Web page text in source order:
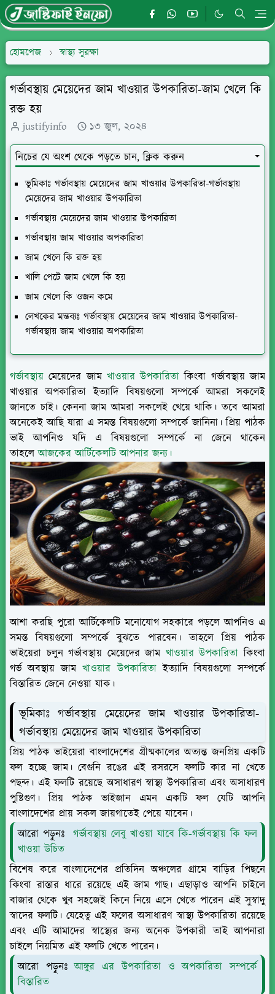
হোমপেজ স্বাস্থ্য সুরক্ষা
গর্ভাবস্থায় মেয়েদের জাম খাওয়ার উপকারিতা-জাম খেলে কি
রক্ত হয়
justifyinfo ১৩ জুল, ২০২৪
নিচের যে অংশ থেকে পড়তে চান, ক্লিক করুন
ভূমিকাঃ গর্ভাবস্থায় মেয়েদের জাম খাওয়ার উপকারিতা-গর্ভাবস্থায়
মেয়েদের জাম খাওয়ার উপকারিতা
গর্ভাবস্থায় মেয়েদের জাম খাওয়ার উপকারিতা
গর্ভাবস্থায় জাম খাওয়ার অপকারিতা
জাম খেলে কি রক্ত হয়
খালি পেটে জাম খেলে কি হয়
জাম খেলে কি ওজন কমে
লেখকের মন্তব্যঃ গর্ভাবস্থায় মেয়েদের জাম খাওয়ার উপকারিতা-
গর্ভাবস্থায় জাম খাওয়ার অপকারিতা
গর্ভাবস্থায় মেয়েদের জাম খাওয়ার উপকারিতা কিংবা গর্ভাবস্থায় জাম
খাওয়ার অপকারিতা ইত্যাদি বিষয়গুলো সম্পর্কে আমরা সকলেই
জানতে চাই। কেননা জাম আমরা সকলেই খেয়ে থাকি। তবে আমরা
অনেকেই আছি যারা এ সমস্ত বিষয়গুলো সম্পর্কে জানিনা। প্রিয় পাঠক
ভাই আপনিও যদি এ বিষয়গুলো সম্পর্কে না জেনে থাকেন
তাহলেআজকের আর্টিকেলটি আপনার জন্য।
আশা করছি পুরো আর্টিকেলটি মনোযোগ সহকারে পড়লে আপনিও এ
সমস্ত বিষয়গুলো সম্পর্কে বুঝতে পারবেন। তাহলে প্রিয় পাঠক
ভাইয়েরা চলুন গর্ভাবস্থায় মেয়েদের জাম খাওয়ার উপকারিতা কিংবা
গর্ভ অবস্থায় জামখাওয়ার উপকারিতাইত্যাদি বিষয়গুলো সম্পর্কে
বিস্তারিত জেনে নেওয়া যাক।
ভূমিকাঃ গর্ভাবস্থায় মেয়েদের জাম খাওয়ার উপকারিতা-
গর্ভাবস্থায় মেয়েদের জাম খাওয়ার উপকারিতা
প্রিয় পাঠক ভাইয়েরা বাংলাদেশের গ্রীষ্মকালের অত্যন্ত জনপ্রিয় একটি
ফল হচ্ছে জাম। বেগুনি রঙের এই রসরসে ফলটি কার না খেতে
পছন্দ। এই ফলটি রয়েছে অসাধারণ স্বাস্থ্য উপকারিতা এবং অসাধারণ
পুষ্টিগুণ। প্রিয় পাঠক ভাইজান এমন একটি ফল যেটি আপনি
বাংলাদেশের প্রায় সকল জায়গাতেই পেয়ে যাবেন।
আরো পড়ুনঃ গর্ভাবস্থায় লেবু খাওয়া যাবে কি-গর্ভাবস্থায় কি ফল
খাওয়া উচিত
বিশেষ করে বাংলাদেশের প্রতিদিন অঞ্চলের গ্রামে বাড়ির পিছনে
কিংবা রাস্তার ধারে রয়েছে এই জাম গাছ। এছাড়াও আপনি চাইলে
বাজার থেকে খুব সহজেই কিনে নিয়ে এসে খেতে পারেন এই সুস্বাদু
স্বাদের ফলটি। যেহেতু এই ফলের অসাধারণ স্বাস্থ্য উপকারিতা রয়েছে
এবং এটি আমাদের স্বাস্থ্যের জন্য অনেক উপকারী তাই আপনারা
চাইলে নিয়মিত এই ফলটি খেতে পারেন।
আরো পড়ুনঃআঙ্গুর এর উপকারিতা ও অপকারিতা সম্পর্কে
বিস্তারিত